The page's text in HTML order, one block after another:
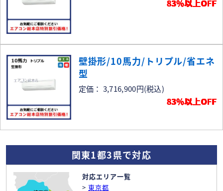
83％以上OFF
壁掛形/10馬力/トリプル/省エネ
型
定価： 3,716,900円(税込)
83％以上OFF
関東1都3県で対応
対応エリア一覧
> 東京都